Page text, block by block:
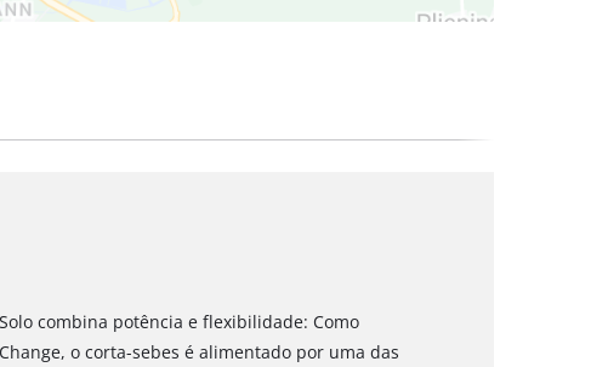
combina potência e flexibilidade: Como
o corta-sebes é alimentado por uma das